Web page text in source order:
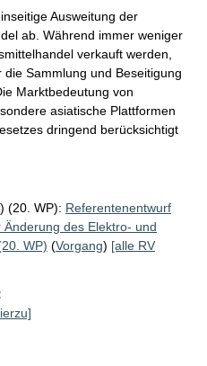
Ausweitung der
ab. Während immer weniger
verkauft werden,
Sammlung und Beseitigung
Marktbedeutung von
asiatische Plattformen
dringend berücksichtigt
(20. WP): Referentenentwurf
des Elektro- und
WP) (Vorgang) [alle RV